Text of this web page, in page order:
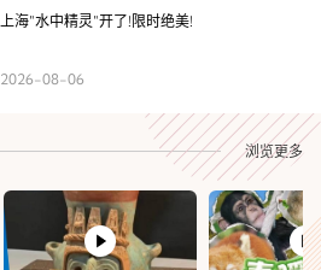
上海"水中精灵"开了!限时绝美!
2026-08-06
浏览更多